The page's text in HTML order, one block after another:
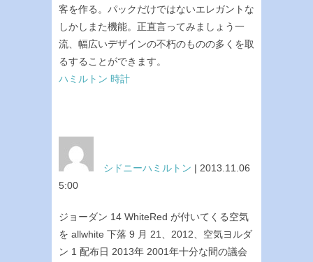
客を作る。パックだけではないエレガントな
しかしまた機能。正直言ってみましょう一
流、幅広いデザインの不朽のものの多くを取
るすることができます。
ハミルトン 時計
シドニーハミルトン | 2013.11.06
5:00
ジョーダン 14 WhiteRed が付いてくる空気
を allwhite 下落 9 月 21、2012、空気ヨルダ
ン 1 配布日 2013年 2001年十分な間の議会